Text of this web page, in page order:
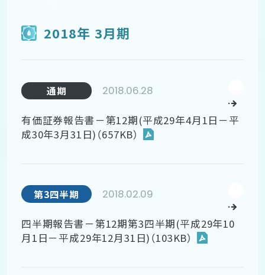
2018年 3月期
通期 2018.06.28
有価証券報告書－第12期(平成29年4月1日－平
成30年3月31日)（657KB）
第3四半期 2018.02.09
四半期報告書－第12期第3四半期(平成29年10
月1日－平成29年12月31日)（103KB）